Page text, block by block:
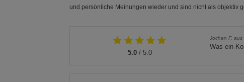
und persönliche Meinungen wieder und sind nicht als objektiv
5.0/ 5.0
Jochen F. aus
Was ein